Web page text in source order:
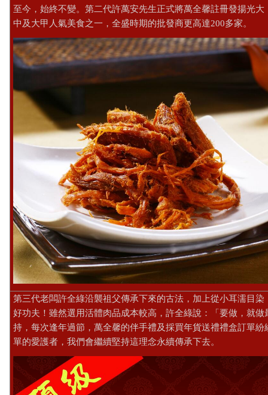
至今，始終不變。第二代許萬安先生正式將萬全馨註冊發揚光
中及大甲人氣美食之一，全盛時期的批發商更高達200多家。
第三代老闆許全綠沿襲祖父傳承下來的古法，加上從小耳濡目
好功夫！雖然選用活體肉品成本較高，許全綠說：「要做，就
持，每次逢年過節，萬全馨的伴手禮及採買年貨送禮禮盒訂單
單的愛護者，我們會繼續堅持這理念永續傳承下去。